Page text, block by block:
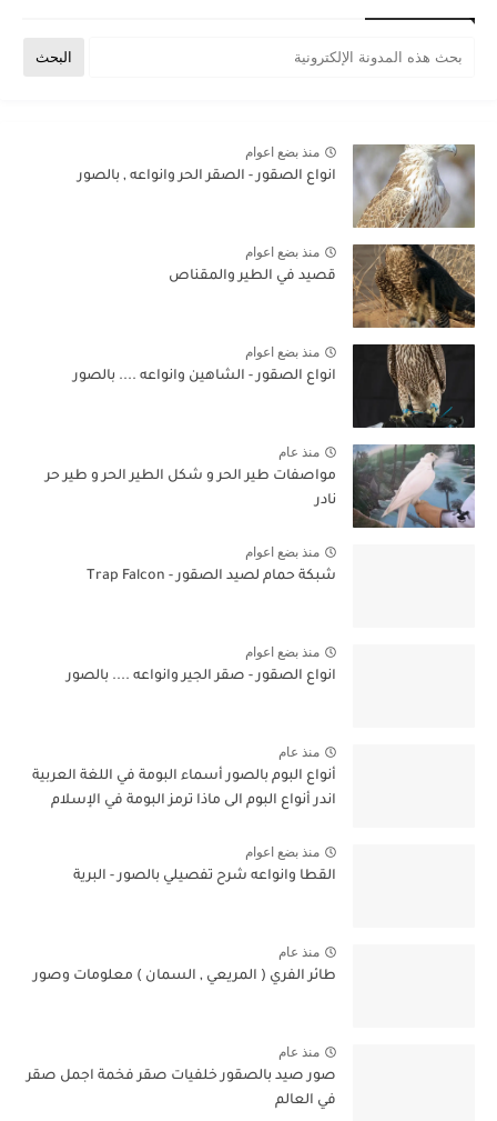
منذ بضع اعوام
انواع الصقور - الصقر الحر وانواعه , بالصور
منذ بضع اعوام
قصيد في الطير والمقناص
منذ بضع اعوام
انواع الصقور - الشاهين وانواعه .... بالصور
منذ عام
مواصفات طير الحر و شكل الطير الحر و طير حر
نادر
منذ بضع اعوام
شبكة حمام لصيد الصقور - Trap Falcon
منذ بضع اعوام
انواع الصقور - صقر الجير وانواعه .... بالصور
منذ عام
أنواع البوم بالصور أسماء البومة في اللغة العربية
اندر أنواع البوم الى ماذا ترمز البومة في الإسلام
منذ بضع اعوام
القطا وانواعه شرح تفصيلي بالصور - البرية
منذ عام
طائر الفري ( المريعي , السمان ) معلومات وصور
منذ عام
صور صيد بالصقور خلفيات صقر فخمة اجمل صقر
في العالم